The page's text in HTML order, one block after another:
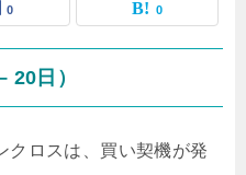
0 0
20日）
クロスは、買い契機が発